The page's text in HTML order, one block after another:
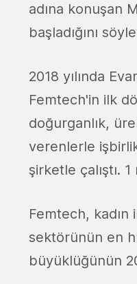
adına konuşan
başladığını
2018 yılında
Femtech'in ilk
doğurganlık,
verenlerle
şirketle çalıştı.
Femtech, kadın
sektörünün en
büyüklüğünün